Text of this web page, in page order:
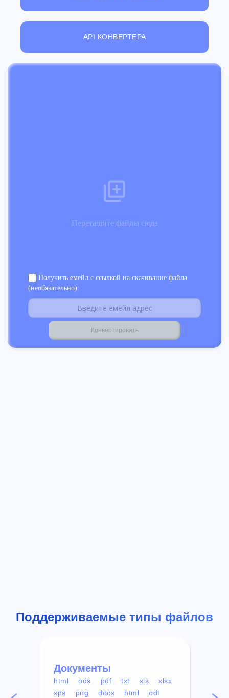
API КОНВЕРТЕРА
Перетащите файлы сюда
Получить емейл с ссылкой на скачивание файла
(необязательно):
Поддерживаемые типы файлов
Документы
html ods pdf txt xls
xlsx
xps
png docx html
odt
mp4